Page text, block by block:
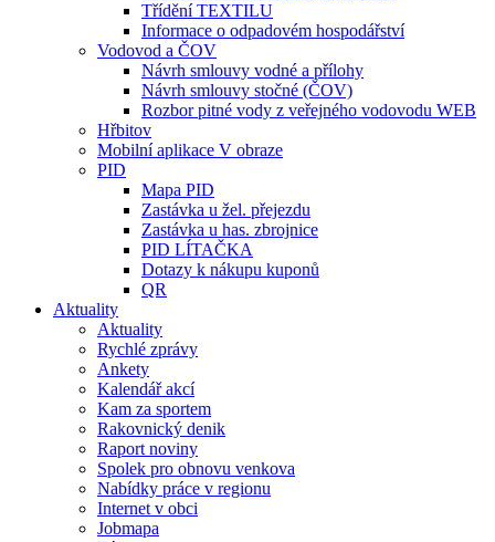
Třídění TEXTILU
Informace o odpadovém hospodářství
Vodovod a ČOV
Návrh smlouvy vodné a přílohy
Návrh smlouvy stočné (ČOV)
Rozbor pitné vody z veřejného vodovodu WEB
Hřbitov
Mobilní aplikace V obraze
PID
Mapa PID
Zastávka u žel. přejezdu
Zastávka u has. zbrojnice
PID LÍTAČKA
Dotazy k nákupu kuponů
QR
Aktuality
Aktuality
Rychlé zprávy
Ankety
Kalendář akcí
Kam za sportem
Rakovnický denik
Raport noviny
Spolek pro obnovu venkova
Nabídky práce v regionu
Internet v obci
Jobmapa